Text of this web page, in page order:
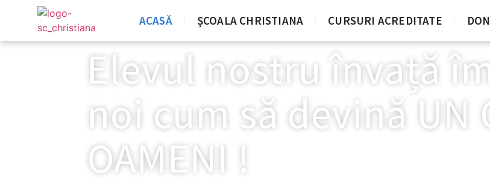
ACASĂ ȘCOALA CHRISTIANA CURSURI ACREDITATE
Elevul nostru învață
noi cum să devină UN
OAMENI !